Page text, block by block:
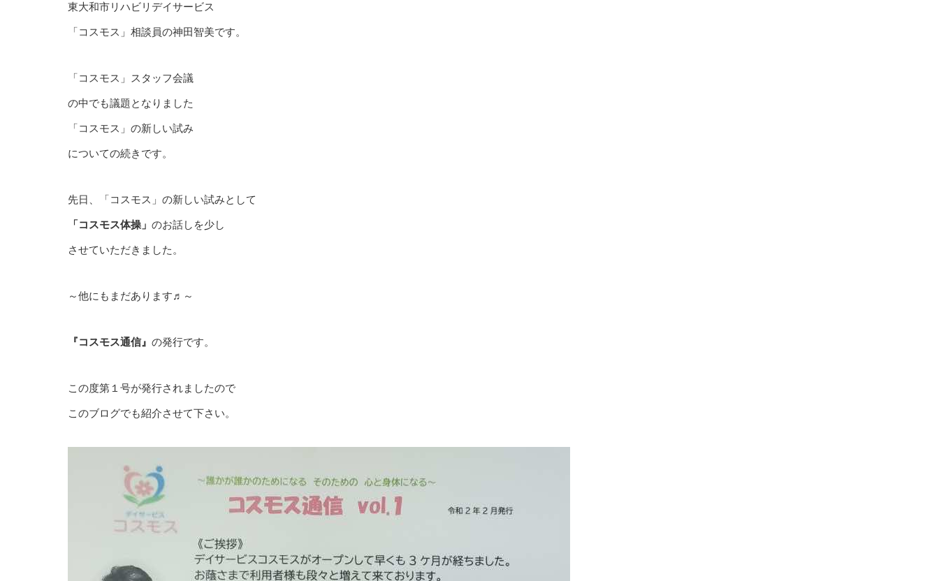
東大和市リハビリデイサービス
「コスモス」相談員の神田智美です。
「コスモス」スタッフ会議
の中でも議題となりました
「コスモス」の新しい試み
についての続きです。
先日、「コスモス」の新しい試みとして
「コスモス体操」 のお話しを少し
させていただきました。
～他にもまだあります♬～
『コスモス通信』 の発行です。
この度第１号が発行されましたので
このブログでも紹介させて下さい。